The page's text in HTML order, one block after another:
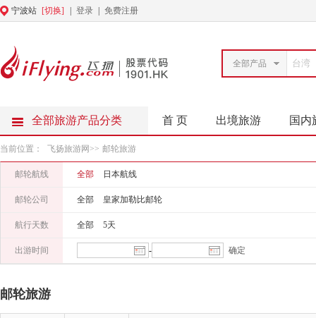
宁波站 [切换] 登录 免费注册
全部产品
全部旅游产品分类 首 页 出境旅游 国内
当前位置： 飞扬旅游网 >> 邮轮旅游
邮轮航线 全部 日本航线
邮轮公司 全部 皇家加勒比邮轮
航行天数 全部 5天
出游时间 -
邮轮旅游